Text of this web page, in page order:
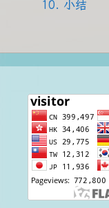
10. 小结